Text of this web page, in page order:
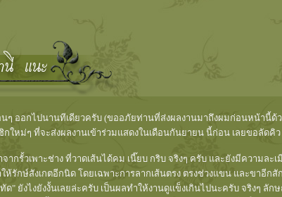
ๆ ออกไปนานทีเดียวครับ (ขออภัยท่านที่ส่งผลงานมาถึงผมก่อนหน้านี้
ใหม่ๆ ที่จะส่งผลงานเข้าร่วมแสดงในเดือนกันยายน นี้ก่อน เลยขอลัดคิ
กรั้วเพาะช่าง ที่วาดเส้นได้คม เนี๊ยบ กริบ จริงๆ ครับ และยังมีความละ
รักษ์สังเกตอีกนิด โดยเฉพาะการลากเส้นตรง ตรงช่วงแขน และขาอีก
ด" ยังไงยังงั้นเลยล่ะครับ เป็นผลทำให้งานดูแข็งเกินไปนะครับ จริงๆ